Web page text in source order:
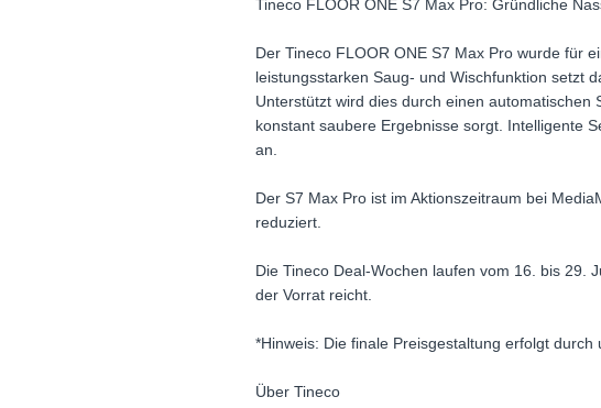
Tineco FLOOR ONE S7 Max Pro: Gründliche
Der Tineco FLOOR ONE S7 Max Pro wurde für
leistungsstarken Saug- und Wischfunktion setzt
Unterstützt wird dies durch einen
konstant saubere Ergebnisse sorgt. Intelligente
an.
Der S7 Max Pro ist im Aktionszeitraum bei
reduziert.
Die Tineco Deal-Wochen laufen vom 16. bis 29.
der Vorrat reicht.
*Hinweis: Die finale Preisgestaltung erfolgt
Über Tineco